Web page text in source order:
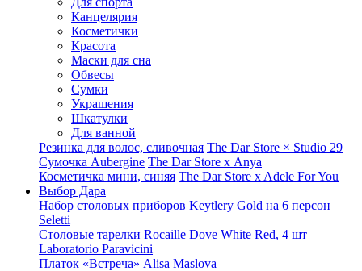
Канцелярия
Косметички
Красота
Маски для сна
Обвесы
Сумки
Украшения
Шкатулки
Для ванной
Резинка для волос, сливочная The Dar Store × Studio 29
Сумочка Aubergine The Dar Store x Anya
Косметичка мини, синяя The Dar Store x Adele For You
Выбор Дара
Набор столовых приборов Keytlery Gold на 6 персон
Seletti
Столовые тарелки Rocaille Dove White Red, 4 шт
Laboratorio Paravicini
Платок «Встреча» Alisa Maslova